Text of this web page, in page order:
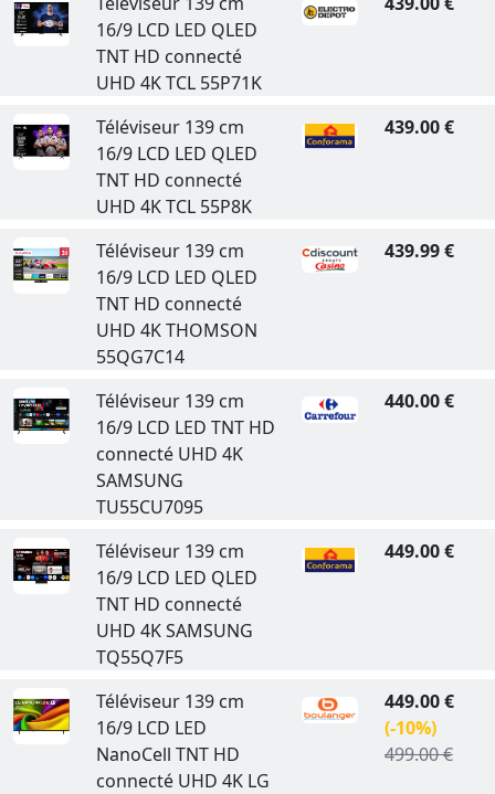
16/9 LCD LED QLED
TNT HD connecté
UHD 4K TCL 55P71K
Téléviseur 139 cm
16/9 LCD LED QLED
TNT HD connecté
UHD 4K TCL 55P8K
439.00 €
Téléviseur 139 cm
16/9 LCD LED QLED
TNT HD connecté
UHD 4K THOMSON
55QG7C14
439.99 €
Téléviseur 139 cm
16/9 LCD LED TNT HD
connecté UHD 4K
SAMSUNG
TU55CU7095
440.00 €
Téléviseur 139 cm
16/9 LCD LED QLED
TNT HD connecté
UHD 4K SAMSUNG
TQ55Q7F5
449.00 €
Téléviseur 139 cm
16/9 LCD LED
NanoCell TNT HD
connecté UHD 4K LG
449.00 €
(-10%)
499.00 €